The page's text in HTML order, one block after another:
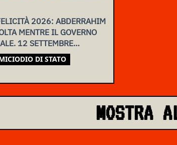
2026: ABDERRAHIM
MENTRE IL GOVERNO
12 SETTEMBRE
DI STATO
MOSTRA